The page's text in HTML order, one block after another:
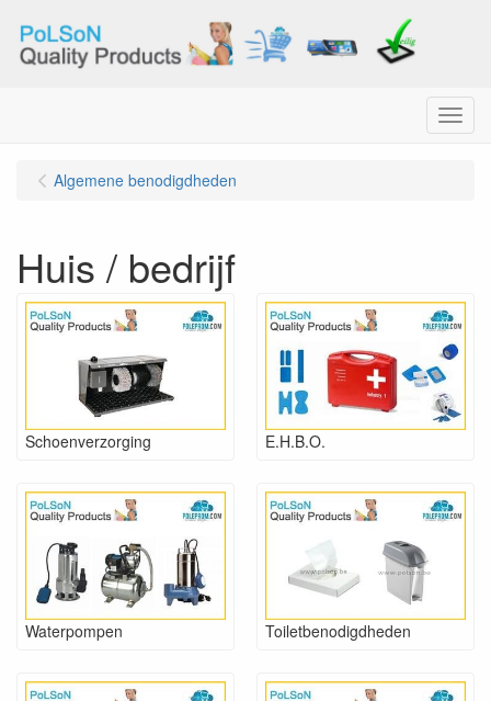
Menu
Algemene benodigdheden
Huis / bedrijf
Schoenverzorging E.H.B.O.
Waterpompen Toiletbenodigdheden